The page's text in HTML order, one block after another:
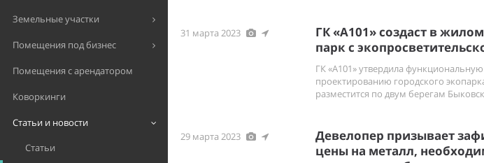
Земельные участки
Помещения под бизнес
Помещения с арендатором
Коворкинги
Статьи и новости
Статьи
31 марта 2023
ГК «А101» создаст в
парк с
ГК «А101» утвердила
проектированию городского
разместится по двум берегам
29 марта 2023
Девелопер призывает
цены на металл,